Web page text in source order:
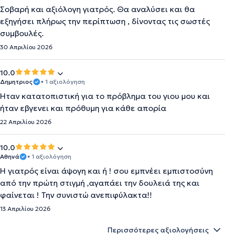
Σοβαρή και αξιόλογη γιατρός. Θα αναλύσει και θα
εξηγήσει πλήρως την περίπτωση , δίνοντας τις σωστές
συμβουλές.
30 Απριλίου 2026
10.0
Δημητριος • 1 αξιολόγηση
Ήταν κατατοπιστική για το πρόβλημα του γιου μου και
ήταν εβγενει και πρόθυμη για κάθε απορία
22 Απριλίου 2026
10.0
Αθηνά • 1 αξιολόγηση
Η γιατρός είναι άψογη και ή ! σου εμπνέει εμπιστοσύνη
από την πρώτη στιγμή ,αγαπάει την δουλειά της και
φαίνεται ! Την συνιστώ ανεπιφύλακτα!!
13 Απριλίου 2026
Περισσότερες αξιολογήσεις